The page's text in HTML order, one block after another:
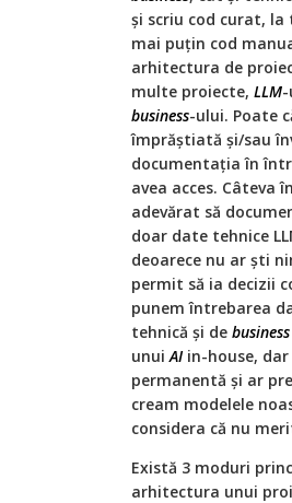
și scriu cod curat,
mai puțin cod
arhitectura de
multe proiecte, LLM
business-ului. Poate
împrăștiată și/sau
documentația în
avea acces. Câteva
adevărat să
doar date tehnice
deoarece nu ar ști
permit să ia decizii
punem întrebarea
tehnică și de business
unuiAIin-house, dar
permanentă și ar
cream modelele
considera că nu
Există 3 moduri
arhitectura unui